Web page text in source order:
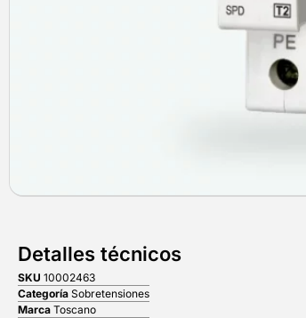
Detalles técnicos
SKU 10002463
Categoría Sobretensiones
Marca Toscano